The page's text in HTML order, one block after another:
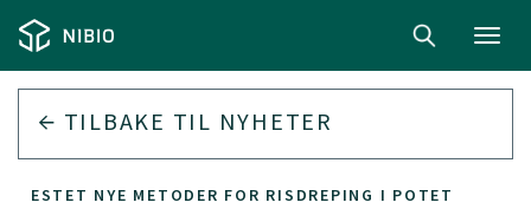
TILBAKE TIL NYHETER
TESTET NYE METODER FOR RISDREPING I POTET